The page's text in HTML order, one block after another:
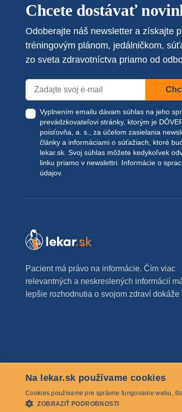
Chcete dostávať
Odoberajte náš newsletter a získajte
tréningovým plánom, jedálničkom,
zo sveta zdravotníctva priamo od
Vyplnením emailu dávam súhlas na jeho
prevádzkovateľovi stránky, ktorým je
poisťovňa, a. s., za účelom zasielania
články a informáciami o súťažiach, ktoré
lekar.sk . Svoj súhlas môžete kedykoľvek
linku priamo v newslettri. Informácie o
údajov.
Pacient má právo na informácie. Čím viac
relevantných a neskreslených informácií
lepšie rozhodnutia o svojom zdraví dokáže
© 2026 lekar.sk Všetky práva vyhradené
Na lekar.sk používame cookies
Cookies používame pre správne fungovanie webu,
ZOBRAZIŤ PODROBNOSTI